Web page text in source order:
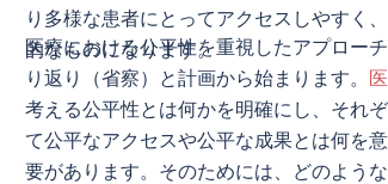
り多様な患者にとってアクセスしやすく
的なものになります。
医療における公平性を重視したアプロー
り返り（省察）と計画から始まります。
考える公平性とは何かを明確にし、それ
て公平なアクセスや公平な成果とは何を
要があります。そのためには、どのよう